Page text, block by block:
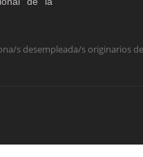
s desempleada/s originarios